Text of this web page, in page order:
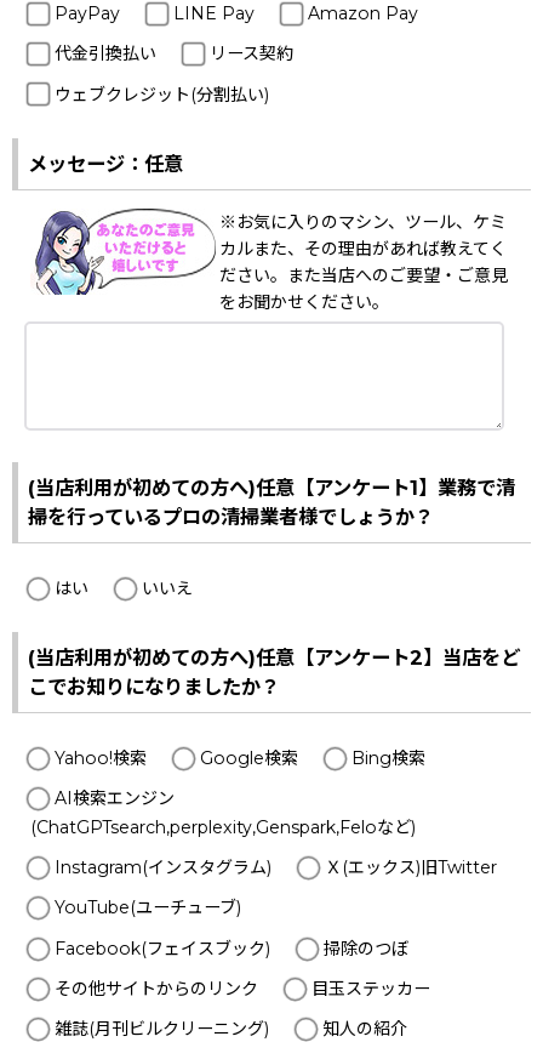
PayPay
LINE Pay
Amazon Pay
代金引換払い
リース契約
ウェブクレジット(分割払い)
メッセージ：任意
※お気に入りのマシン、ツール、ケミ
カルまた、その理由があれば教えてく
ださい。また当店へのご要望・ご意見
をお聞かせください。
(当店利用が初めての方へ)任意【アンケート1】業務で清
掃を行っているプロの清掃業者様でしょうか？
はい いいえ
(当店利用が初めての方へ)任意【アンケート2】当店をど
こでお知りになりましたか？
Yahoo!検索 Google検索
Bing検索
AI検索エンジン
(ChatGPTsearch,perplexity,Genspark,Feloなど)
Instagram(インスタグラム)
Ｘ(エックス)旧Twitter
YouTube(ユーチューブ)
Facebook(フェイスブック)
掃除のつぼ
その他サイトからのリンク
目玉ステッカー
雑誌(月刊ビルクリーニング)
知人の紹介